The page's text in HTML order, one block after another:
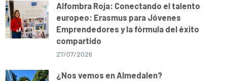
Alfombra Roja: Conectando el talento
europeo: Erasmus para Jóvenes
Emprendedores y la fórmula del éxito
compartido
27/07/2026
¿Nos vemos en Almedalen?